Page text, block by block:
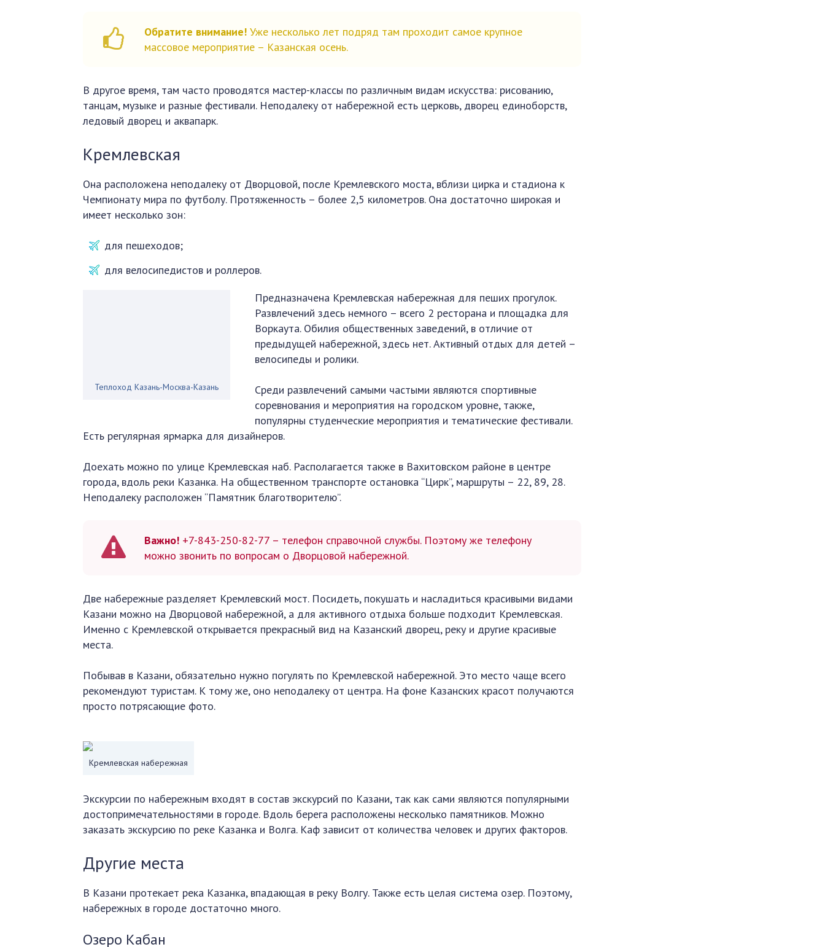
Обратите внимание! Уже несколько лет подряд там проходит самое крупное
массовое мероприятие – Казанская осень.
В другое время, там часто проводятся мастер-классы по различным видам искусства: рисованию,
танцам, музыке и разные фестивали. Неподалеку от набережной есть церковь, дворец единоборств,
ледовый дворец и аквапарк.
Кремлевская
Она расположена неподалеку от Дворцовой, после Кремлевского моста, вблизи цирка и стадиона к
Чемпионату мира по футболу. Протяженность – более 2,5 километров. Она достаточно широкая и
имеет несколько зон:
для пешеходов;
для велосипедистов и роллеров.
Теплоход Казань-Москва-Казань
Предназначена Кремлевская набережная для пеших прогулок.
Развлечений здесь немного – всего 2 ресторана и площадка для
Воркаута. Обилия общественных заведений, в отличие от
предыдущей набережной, здесь нет. Активный отдых для детей –
велосипеды и ролики.
Среди развлечений самыми частыми являются спортивные
соревнования и мероприятия на городском уровне, также,
популярны студенческие мероприятия и тематические фестивали.
Есть регулярная ярмарка для дизайнеров.
Доехать можно по улице Кремлевская наб. Располагается также в Вахитовском районе в центре
города, вдоль реки Казанка. На общественном транспорте остановка “Цирк”, маршруты – 22, 89, 28.
Неподалеку расположен “Памятник благотворителю”.
Важно! +7-843-250-82-77 – телефон справочной службы. Поэтому же телефону
можно звонить по вопросам о Дворцовой набережной.
Две набережные разделяет Кремлевский мост. Посидеть, покушать и насладиться красивыми видами
Казани можно на Дворцовой набережной, а для активного отдыха больше подходит Кремлевская.
Именно с Кремлевской открывается прекрасный вид на Казанский дворец, реку и другие красивые
места.
Побывав в Казани, обязательно нужно погулять по Кремлевской набережной. Это место чаще всего
рекомендуют туристам. К тому же, оно неподалеку от центра. На фоне Казанских красот получаются
просто потрясающие фото.
Кремлевская набережная
Экскурсии по набережным входят в состав экскурсий по Казани, так как сами являются популярными
достопримечательностями в городе. Вдоль берега расположены несколько памятников. Можно
заказать экскурсию по реке Казанка и Волга. Каф зависит от количества человек и других факторов.
Другие места
В Казани протекает река Казанка, впадающая в реку Волгу. Также есть целая система озер. Поэтому,
набережных в городе достаточно много.
Озеро Кабан